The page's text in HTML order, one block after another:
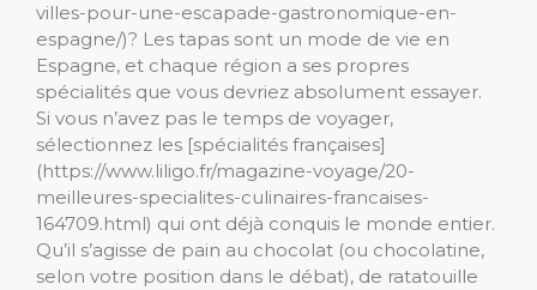
villes-pour-une-escapade-gastronomique-en-
espagne/)? Les tapas sont un mode de vie en
Espagne, et chaque région a ses propres
spécialités que vous devriez absolument essayer.
Si vous n’avez pas le temps de voyager,
sélectionnez les [spécialités françaises]
(https://www.liligo.fr/magazine-voyage/20-
meilleures-specialites-culinaires-francaises-
164709.html) qui ont déjà conquis le monde entier.
Qu’il s’agisse de pain au chocolat (ou chocolatine,
selon votre position dans le débat), de ratatouille